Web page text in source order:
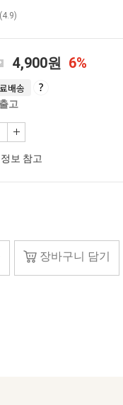
(4.9)
4,900원 6%
배송
고
보 참고
장바구니 담기